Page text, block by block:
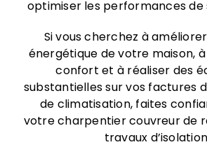
optimiser les performances de
Si vous cherchez à
énergétique de votre maison,
confort et à réaliser des
substantielles sur vos factures
de climatisation, faites
votre charpentier couvreur de
travaux